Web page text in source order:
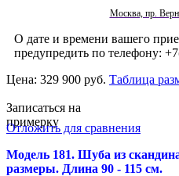
Москва, пр.
О дате и времени вашего
предупредить по телефону:
Цена: 329 900 руб. Таблица
Записаться на
примерку
Отложить для сравнения
Модель 181. Шуба из
размеры. Длина 90 - 115 см.